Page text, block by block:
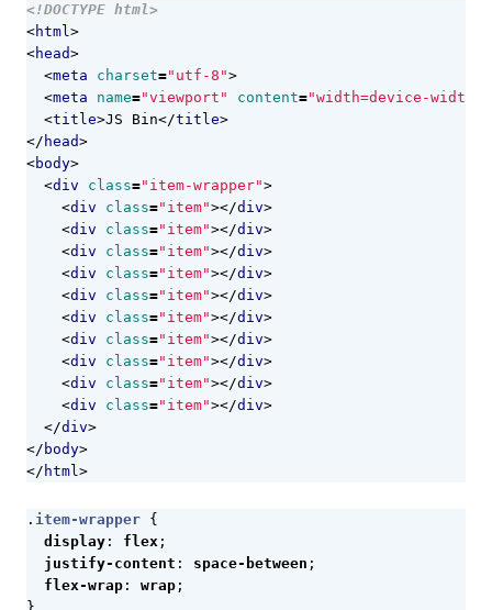
<!DOCTYPE html>
<html>
<head>
<meta charset="utf-8">
<meta name="viewport" content="width=device-width"
<title>JS Bin</title>
</ head>
<body>
<div class="item-wrapper">
<div class="item"></div>
<div class="item"></div>
<div class="item"></div>
<div class="item"></div>
<div class="item"></div>
<div class="item"></div>
<div class="item"></div>
<div class="item"></div>
<div class="item"></div>
<div class="item"></div>
</div>
</ body>
</ html>
. item-wrapper {
display : flex ;
justify-content : space-between ;
flex-wrap : wrap ;